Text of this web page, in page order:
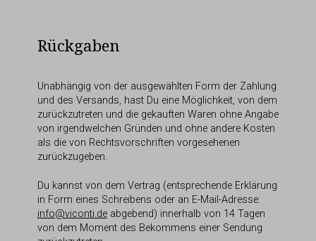
Rückgaben
Unabhängig von der ausgewählten Form der Zahlung
und des Versands, hast Du eine Möglichkeit, von dem
zurückzutreten und die gekauften Waren ohne Angabe
von irgendwelchen Gründen und ohne andere Kosten
als die von Rechtsvorschriften vorgesehenen
zurückzugeben.
Du kannst von dem Vertrag (entsprechende Erklärung
in Form eines Schreibens oder an E-Mail-Adresse:
info@viconti.deabgebend) innerhalb von 14 Tagen
von dem Moment des Bekommens einer Sendung